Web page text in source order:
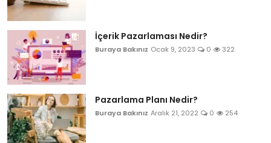
İçerik Pazarlaması Nedir?
Buraya Bakınız Ocak 9, 2023 0 322
Pazarlama Planı Nedir?
Buraya Bakınız Aralık 21, 2022 0 254